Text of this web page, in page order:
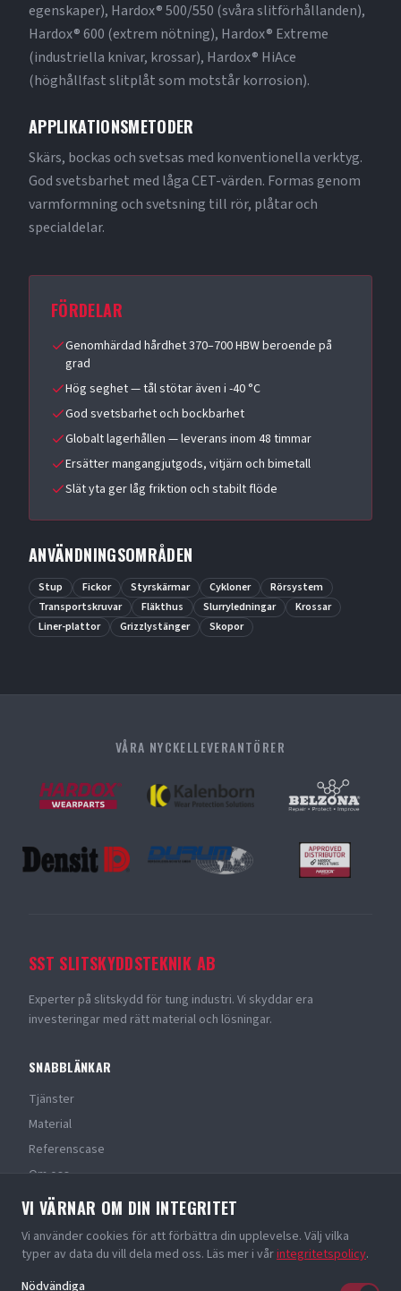
egenskaper), Hardox® 500/550 (svåra slitförhållanden),
Hardox® 600 (extrem nötning), Hardox® Extreme
(industriella knivar, krossar), Hardox® HiAce
(höghållfast slitplåt som motstår korrosion).
APPLIKATIONSMETODER
Skärs, bockas och svetsas med konventionella verktyg.
God svetsbarhet med låga CET-värden. Formas genom
varmformning och svetsning till rör, plåtar och
specialdelar.
FÖRDELAR
Genomhärdad hårdhet 370–700 HBW beroende på
grad
Hög seghet — tål stötar även i -40 °C
God svetsbarhet och bockbarhet
Globalt lagerhållen — leverans inom 48 timmar
Ersätter mangangjutgods, vitjärn och bimetall
Slät yta ger låg friktion och stabilt flöde
ANVÄNDNINGSOMRÅDEN
Stup Fickor Styrskärmar Cykloner
Rörsystem
Transportskruvar
Fläkthus Slurryledningar
Krossar
Liner-plattor
Grizzlystänger Skopor
VÅRA NYCKELLEVERANTÖRER
SST SLITSKYDDSTEKNIK AB
Experter på slitskydd för tung industri. Vi skyddar era
investeringar med rätt material och lösningar.
SNABBLÄNKAR
Tjänster
Material
Referenscase
Om oss
Kontakt
KONTAKT
Telefon: 0553-300 25
VI VÄRNAR OM DIN INTEGRITET
Vi använder cookies för att förbättra din upplevelse. Välj vilka
typer av data du vill dela med oss. Läs mer i vårintegritetspolicy.
Nödvändiga